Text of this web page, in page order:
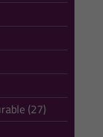
(27)